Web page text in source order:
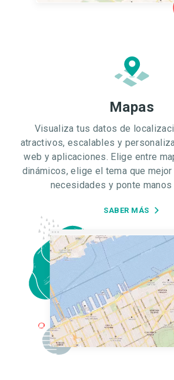
Mapas
Visualiza tus datos de
atractivos, escalables y
web y aplicaciones. Elige entre
dinámicos, elige el tema que
necesidades y ponte manos
SABER MÁS